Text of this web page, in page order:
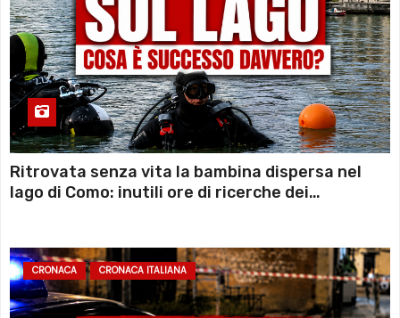
Ritrovata senza vita la bambina dispersa nel
lago di Como: inutili ore di ricerche dei
CRONACA CRONACA ITALIANA